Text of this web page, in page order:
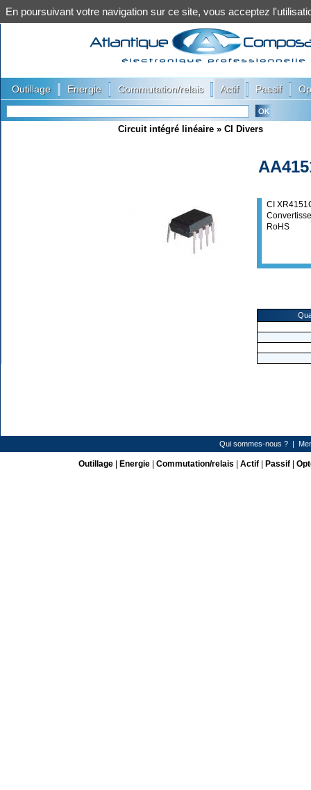
Outillage Energie Commutation/relais Actif Passif
Circuit intégré linéaire » CI Divers
CI
RoHS
Qui sommes-nous ?|
Outillage| Energie| Commutation/relais Actif| Passif|
En poursuivant votre navigation sur ce site, vous acceptez